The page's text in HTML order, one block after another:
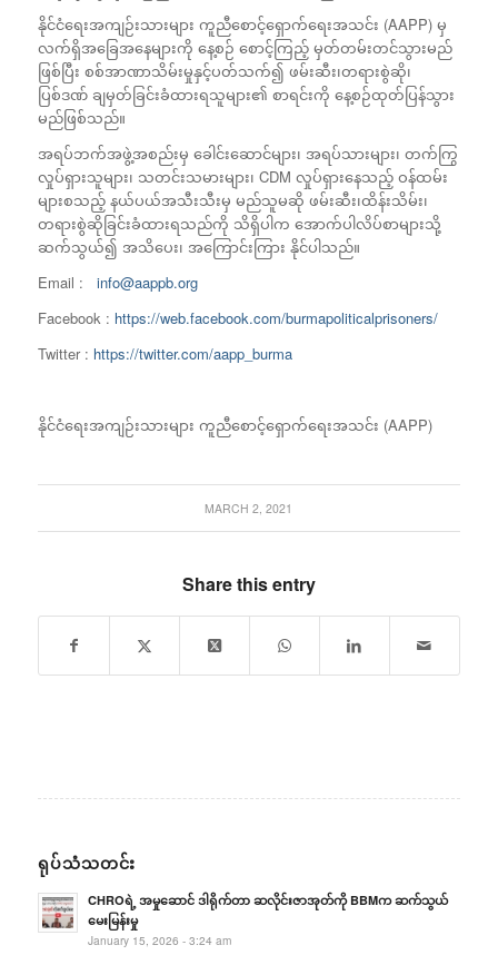
နိုင်ငံရေးအကျဉ်းသားများ ကူညီစောင့်ရှောက်ရေးအသင်း (AAPP) မှ
လက်ရှိအခြေအနေများကို နေ့စဉ် စောင့်ကြည့် မှတ်တမ်းတင်သွားမည်
ဖြစ်ပြီး စစ်အာဏာသိမ်းမှုနှင့်ပတ်သက်၍ ဖမ်းဆီး၊တရားစွဲဆို၊
ပြစ်ဒဏ် ချမှတ်ခြင်းခံထားရသူများ၏ စာရင်းကို နေ့စဉ်ထုတ်ပြန်သွား
မည်ဖြစ်သည်။
အရပ်ဘက်အဖွဲ့အစည်းမှ ခေါင်းဆောင်များ၊ အရပ်သားများ၊ တက်ကြွ
လှုပ်ရှားသူများ၊ သတင်းသမားများ၊ CDM လှုပ်ရှားနေသည့် ဝန်ထမ်း
များစသည့် နယ်ပယ်အသီးသီးမှ မည်သူမဆို ဖမ်းဆီး၊ထိန်းသိမ်း၊
တရားစွဲဆိုခြင်းခံထားရသည်ကို သိရှိပါက အောက်ပါလိပ်စာများသို့
ဆက်သွယ်၍ အသိပေး၊ အကြောင်းကြား နိုင်ပါသည်။
Email : info@aappb.org
Facebook : https://web.facebook.com/burmapoliticalprisoners/
Twitter : https://twitter.com/aapp_burma
နိုင်ငံရေးအကျဉ်းသားများ ကူညီစောင့်ရှောက်ရေးအသင်း (AAPP)
MARCH 2, 2021
Share this entry
ရုပ်သံသတင်း
CHROရဲ့ အမှုဆောင် ဒါရိုက်တာ ဆလိုင်းဇာအုတ်ကို BBMက ဆက်သွယ်
မေးမြန်းမှု
January 15, 2026 - 3:24 am